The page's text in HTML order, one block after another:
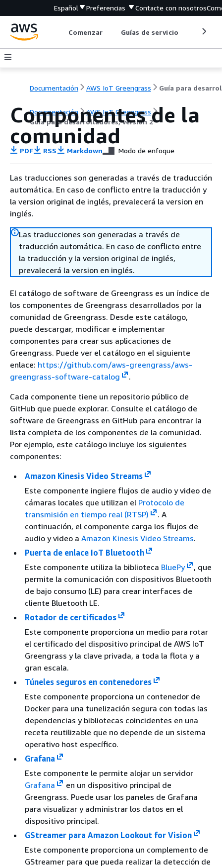
Español Preferencias Contacte con nosotros
Comenzar Guías de servicio
Documentación AWS IoT Greengrass
Documentación
AWS IoT Greengrass
Guía para desarrolladores, versión 2
Componentes de la
comunidad
PDF RSS Markdown Modo de enfoque
Las traducciones son generadas a través de traducción
automática. En caso de conflicto entre la traducción y
la version original de inglés, prevalecerá la version en
inglés.
Las traducciones son generadas a través de
traducción automática. En caso de conflicto entre
la traducción y la version original de inglés,
prevalecerá la version en inglés.
El catálogo de software de Greengrass es un índice de
los componentes de Greengrass desarrollados por la
comunidad de Greengrass. Desde este catálogo,
puede descargar, modificar e implementar
componentes para crear sus aplicaciones de
Greengrass. Puede ver el catálogo en el siguiente
enlace: https://github.com/aws-greengrass/aws-
greengrass-software-catalog
.
Cada componente tiene un repositorio público de
GitHub que puede explorar. Consulte el catálogo de
software de Greengrass en GitHub para encontrar la
lista completa de los componentes de la comunidad.
Por ejemplo, este catálogo incluye los siguientes
componentes:
Amazon Kinesis Video Streams
Este componente ingiere flujos de audio y video de
cámaras locales que utilizan el Protocolo de
transmisión en tiempo real (RTSP)
. A
continuación, el componente carga los flujos de
audio y video a Amazon Kinesis Video Streams.
Puerta de enlace IoT Bluetooth
Este componente utiliza la biblioteca BluePy
, que
permite la comunicación con dispositivos Bluetooth
de bajo consumo (LE) para crear interfaces de
cliente Bluetooth LE.
Rotador de certificados
Este componente proporciona un medio para rotar
el certificado del dispositivo principal de AWS IoT
Greengrass y la clave privada, a toda la flota y a
gran escala.
Túneles seguros en contenedores
Este componente proporciona un contenedor de
Docker para una tunelización segura con todas las
dependencias y bibliotecas coincidentes en una
receta reutilizable que no depende de un sistema
operativo host específico.
Grafana
Este componente le permite alojar un servidor
Grafana
en un dispositivo principal de
Greengrass. Puede usar los paneles de Grafana
para visualizar y administrar los datos en el
dispositivo principal.
GStreamer para Amazon Lookout for Vision
Este componente proporciona un complemento de
GStreamer para que pueda realizar la detección de